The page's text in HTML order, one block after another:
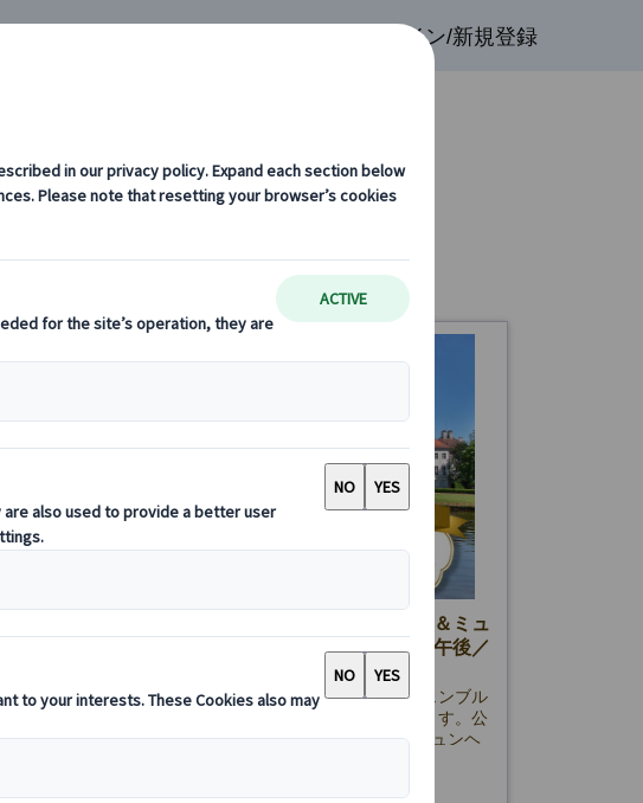
ログイン/新規登録
【プライベートツアー】ニンフェンブルク城＆ミュ
ンヘン半日観光｜日本語ガイド付き（午前・午後／
ミュンヘン半日プライベート観光ツアー。ニンフェンブル
ク城と旧市街を日本語ガイド付きで効率よく巡ります。公
共交通機関1日乗車券付き＆ホテル発着で安心のミュンヘ